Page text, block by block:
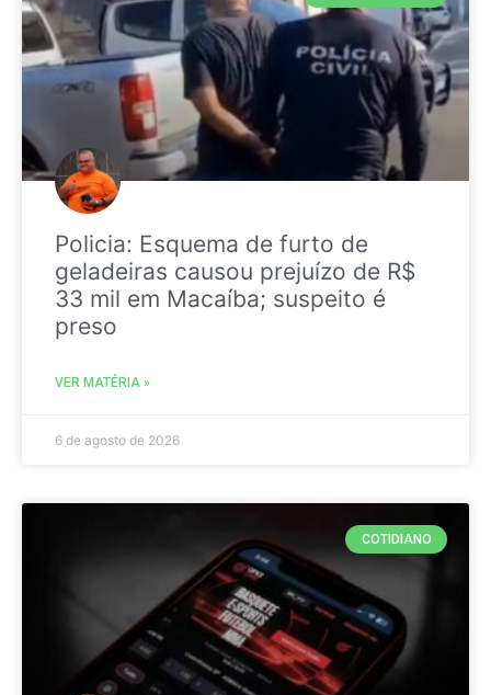
Policia: Esquema de furto de
geladeiras causou prejuízo de R$
33 mil em Macaíba; suspeito é
preso
VER MATÉRIA »
6 de agosto de 2026
COTIDIANO